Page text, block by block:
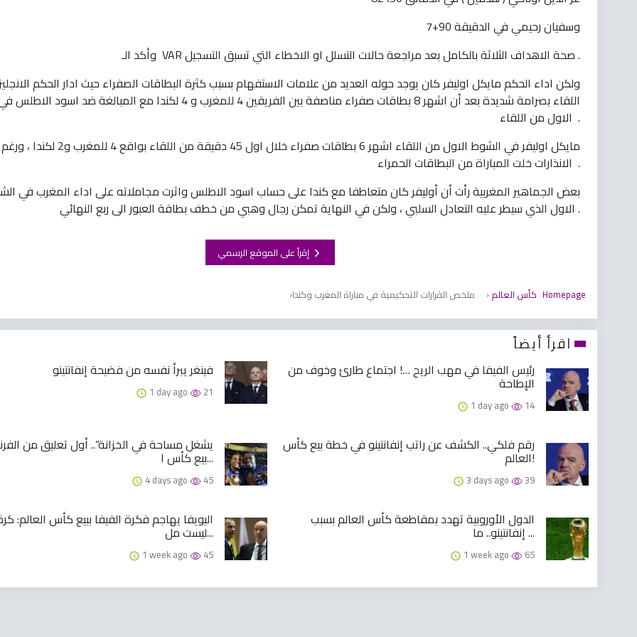
وسفيان رحيمي في الدقيقة 90+7
وأكد الـ VAR صحة الاهداف الثلاثة بالكامل بعد مراجعة حالات التسلل او الاخطاء التي تسبق التسجيل .
ولكن اداء الحكم مايكل اوليفر كان يوجد حوله العديد من علامات الاستفهام بسبب كثرة البطاقات الصفراء حيث ادار الحكم
اللقاء بصرامة شديدة بعد أن اشهر 8 بطاقات صفراء مناصفة بين الفريقين 4 للمغرب و 4 لكندا مع المبالغة
الاول من اللقاء .
مايكل اوليفر في الشوط الاول من اللقاء اشهر 6 بطاقات صفراء خلال اول 45 دقيقة من
الانذارات خلت المباراة من البطاقات الحمراء .
بعض الجماهير المغربية رأت أن أوليفر كان متعاطفا مع كندا على حساب اسود الاطلس واثرت مجاملاته على اداء المغرب في
الاول الذي سيطر عليه التعادل السلبي ، ولكن في النهاية تمكن رجال وهبي من خطف بطاقة العبور الى ربع النهائي .
Homepage كأس ​​العالم ملخص القرارات التحكيمية في مباراة المغرب وكندا
اقرأ أيضاً
رئيس الفيفا في مهب الريح …! اجتماع طارئ وخوف من
الإطاحة
1 day ago 14
فينغر يبرأ نفسه من فضيحة إنفانتينو
1 day ago 21
رقم فلكي.. الكشف عن راتب إنفانتينو في خطة بيع كأس
العالم!
3 days ago 39
بيع كأس ا...
4 days ago 45
الدول الأوروبية تهدد بمقاطعة كأس العالم بسبب
إنفانتينو.. ما ...
1 week ago 65
اليويفا يهاجم فكرة الفيفا ببيع كأس العالم:
ليست مل...
1 week ago 45